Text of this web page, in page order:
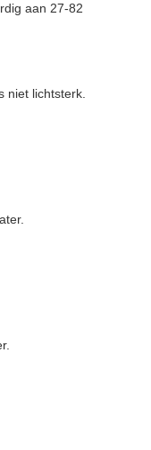
aan 27-82
niet lichtsterk.